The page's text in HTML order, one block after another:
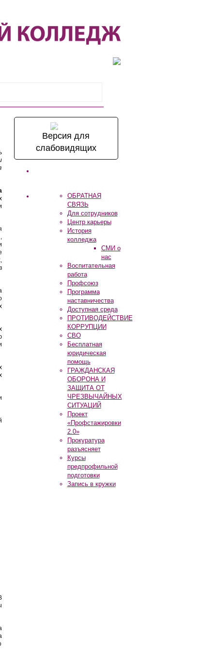
Версия для
слабовидящих
ОБРАТНАЯ
СВЯЗЬ
Для сотрудников
Центр карьеры
История
колледжа
СМИ о
нас
Воспитательная
работа
Профсоюз
Программа
наставничества
Доступная среда
ПРОТИВОДЕЙСТВИЕ
КОРРУПЦИИ
СВО
Бесплатная
юридическая
помощь
ГРАЖДАНСКАЯ
ОБОРОНА И
ЗАЩИТА ОТ
ЧРЕЗВЫЧАЙНЫХ
СИТУАЦИЙ
Проект
«Профстажировки
2.0»
Прокуратура
разъясняет
Курсы
предпрофильной
подготовки
Запись в кружки